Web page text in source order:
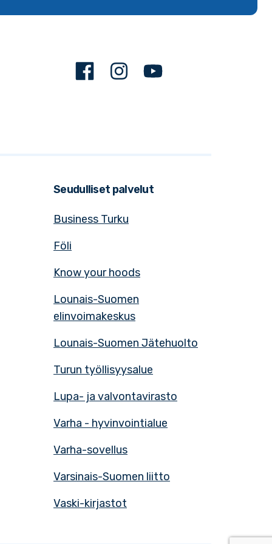
FacebookInstagram
Seudulliset palvelut
Business Turku
Föli
Know your hoods
Lounais-Suomen
elinvoimakeskus
Lounais-Suomen Jätehuolto
Turun työllisyysalue
Lupa- ja valvontavirasto
Varha - hyvinvointialue
Varha-sovellus
Varsinais-Suomen liitto
Vaski-kirjastot